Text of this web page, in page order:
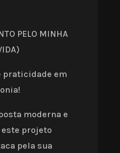
PELO MINHA
praticidade em
moderna e
projeto
pela sua